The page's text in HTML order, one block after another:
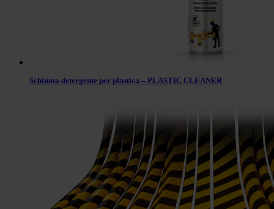
Schiuma detergente per plastica – PLASTIC CLEANER